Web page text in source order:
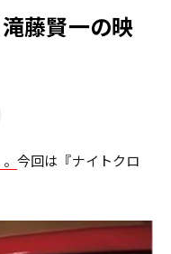
滝藤賢一の映
。今回は『ナイトクロ